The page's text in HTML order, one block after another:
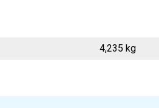
4,235 kg